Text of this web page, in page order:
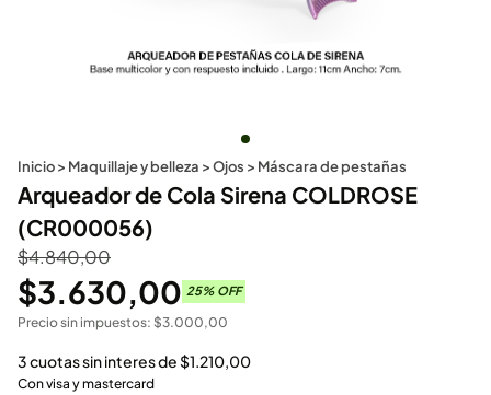
Inicio> Maquillaje y belleza >Ojos > Máscara de pestañas
Arqueador de Cola Sirena COLDROSE
(CR000056)
$4.840,00
$3.630,00 25% OFF
Precio sin impuestos: $3.000,00
3 cuotas sin interes de$1.210,00
Con visa y mastercard